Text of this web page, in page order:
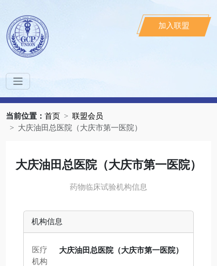
加入联盟
当前位置： 首页
联盟会员
大庆油田总医院（大庆市第一医院）
大庆油田总医院（大庆市第一医院）
药物临床试验机构信息
机构信息
医疗
机构
大庆油田总医院（大庆市第一医院）